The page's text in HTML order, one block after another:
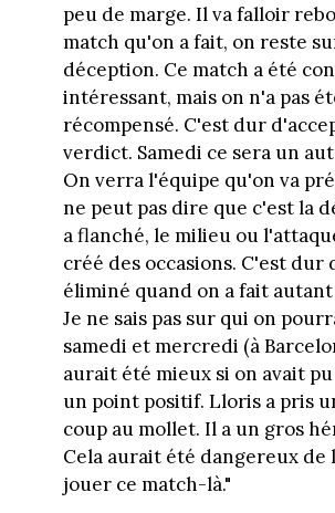
peu de marge. Il va falloir
match qu'on a fait, on reste
déception. Ce match a été
intéressant, mais on n'a pas
récompensé. C'est dur
verdict. Samedi ce sera un
On verra l'équipe qu'on va
ne peut pas dire que c'est la
a flanché, le milieu ou
créé des occasions. C'est dur
éliminé quand on a fait
Je ne sais pas sur qui on
samedi et mercredi (à
aurait été mieux si on avait
un point positif. Lloris a pris
coup au mollet. Il a un gros
Cela aurait été dangereux de
jouer ce match-là."